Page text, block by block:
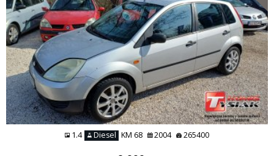
1.4 Diesel KM 68 2004 265400